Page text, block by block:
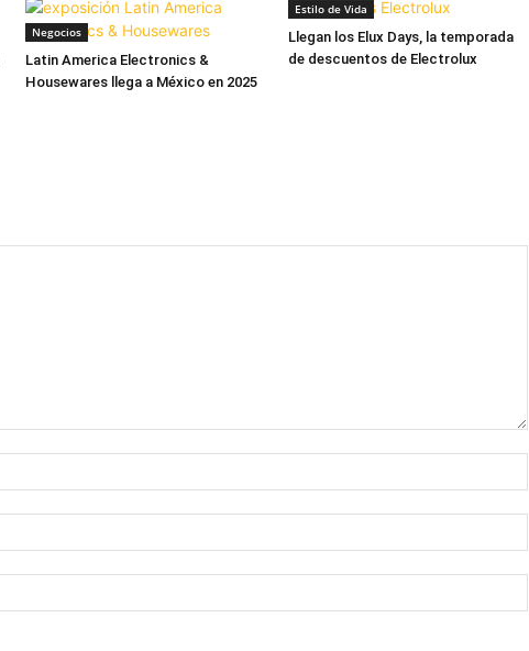
Negocios
Latin America Electronics &
Housewares llega a México en 2025
Estilo de Vida
Llegan los Elux Days, la temporada
de descuentos de Electrolux